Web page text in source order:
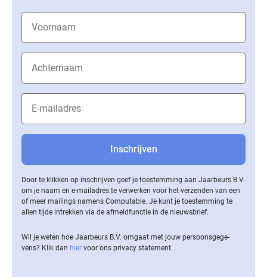
Door te klikken op inschrijven geef je toestemming aan Jaarbeurs B.V.
om je naam en e-mailadres te verwerken voor het verzenden van een
of meer mailings namens Computable. Je kunt je toestemming te
allen tijde intrekken via de af­meld­func­tie in de nieuwsbrief.
Wil je weten hoe Jaarbeurs B.V. omgaat met jouw per­soons­ge­ge­
vens? Klik dan hier voor ons privacy statement.